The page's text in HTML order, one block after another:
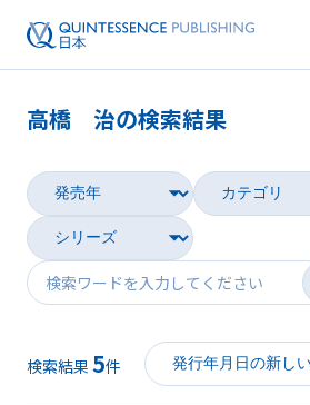
雑誌
映像
電子BOOK
著者一覧
高橋 治の検索結果
検索結果 5件